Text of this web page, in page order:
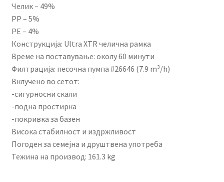
Челик – 49%
PP – 5%
PE – 4%
Конструкција: Ultra XTR челична рамка
Време на поставување: околу 60 минути
Филтрација: песочна пумпа #26646 (7.9 m³/h)
Вклучено во сетот:
-сигурносни скали
-подна простирка
-покривка за базен
Висока стабилност и издржливост
Погоден за семејна и друштвена употреба
Тежина на производ: 161.3 kg